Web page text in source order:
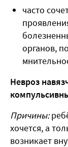
часто
органов,
Невроз
Причины:
хочется, а
возникает